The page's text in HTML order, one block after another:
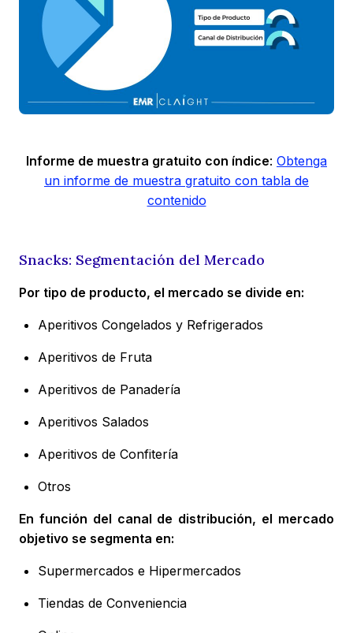
Informe de muestra gratuito con índice: Obtenga
un informe de muestra gratuito con tabla de
contenido
Snacks: Segmentación del Mercado
Por tipo de producto, el mercado se divide en:
Aperitivos Congelados y Refrigerados
Aperitivos de Fruta
Aperitivos de Panadería
Aperitivos Salados
Aperitivos de Confitería
Otros
En función del canal de distribución, el mercado
objetivo se segmenta en:
Supermercados e Hipermercados
Tiendas de Conveniencia